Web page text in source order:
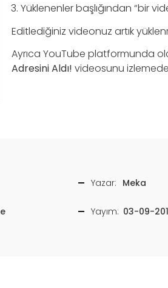
Yüklenenler başlığından “bir
Editlediğiniz videonuz artık
Ayrıca YouTube platformunda
Adresini Aldı! videosunu
Yazar: Meka
Yayım: 03-09-